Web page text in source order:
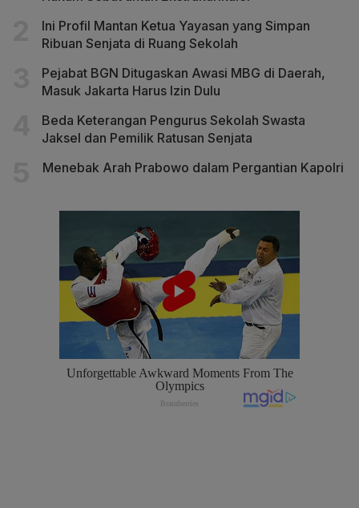
Ini Profil Mantan Ketua Yayasan yang Simpan
Ribuan Senjata di Ruang Sekolah
Pejabat BGN Ditugaskan Awasi MBG di Daerah,
Masuk Jakarta Harus Izin Dulu
Beda Keterangan Pengurus Sekolah Swasta
Jaksel dan Pemilik Ratusan Senjata
Menebak Arah Prabowo dalam Pergantian Kapolri